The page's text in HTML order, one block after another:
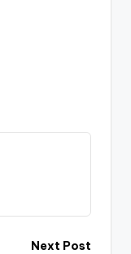
Next Post